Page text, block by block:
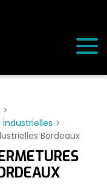
Bordeaux